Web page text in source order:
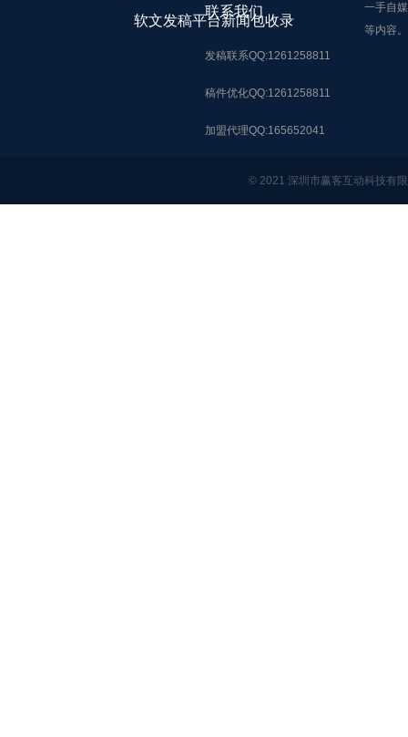
软文发稿平台新闻包收录
一手自
等内容。
联系我们
发稿联系QQ:1261258811
稿件优化QQ:1261258811
加盟代理QQ:165652041
© 2021 深圳市赢客互动科技有